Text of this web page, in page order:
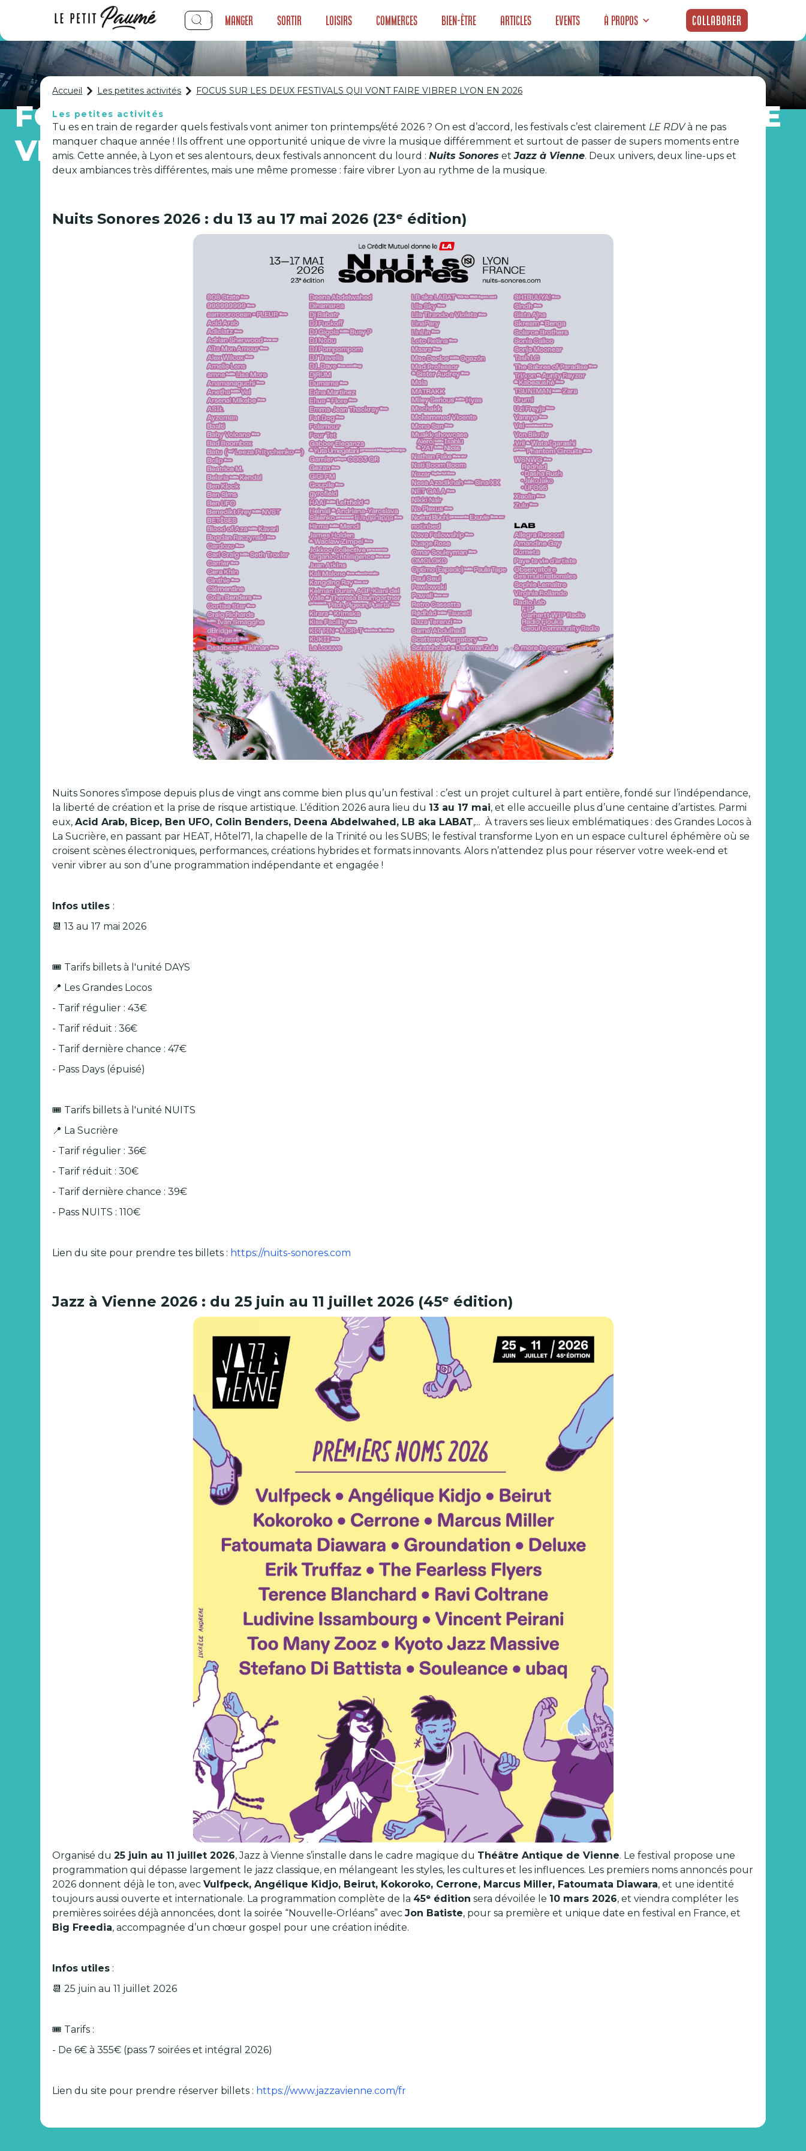
Manger Sortir Loisirs Commerces Bien-être Articles Events À propos Collaborer
FOCUS SUR LES DEUX FESTIVALS QUI VONT FAIRE
VIBRER LYON EN 2026
Accueil Les petites activités FOCUS SUR LES DEUX FESTIVALS QUI VONT FAIRE VIBRER LYON EN 2026
Les petites activités
Tu es en train de regarder quels festivals vont animer ton printemps/été 2026 ? On est d’accord, les festivals c’est clairement LE RDVà ne pas
manquer chaque année ! Ils offrent une opportunité unique de vivre la musique différemment et surtout de passer de supers moments entre
amis. Cette année, à Lyon et ses alentours, deux festivals annoncent du lourd :Nuits Sonores etJazz à Vienne. Deux univers, deux line-ups et
deux ambiances très différentes, mais une même promesse : faire vibrer Lyon au rythme de la musique.
Nuits Sonores 2026 : du 13 au 17 mai 2026 (23ᵉ édition)
Nuits Sonores s’impose depuis plus de vingt ans comme bien plus qu’un festival : c’est un projet culturel à part entière, fondé sur l’indépendance,
la liberté de création et la prise de risque artistique. L’édition 2026 aura lieu du 13 au 17 mai, et elle accueille plus d’une centaine d’artistes. Parmi
eux,Acid Arab, Bicep, Ben UFO, Colin Benders, Deena Abdelwahed, LB aka LABAT,... À travers ses lieux emblématiques : des Grandes Locos à
La Sucrière, en passant par HEAT, Hôtel71, la chapelle de la Trinité ou les SUBS; le festival transforme Lyon en un espace culturel éphémère où se
croisent scènes électroniques, performances, créations hybrides et formats innovants. Alors n’attendez plus pour réserver votre week-end et
venir vibrer au son d’une programmation indépendante et engagée !
Infos utiles :
📆 13 au 17 mai 2026
🎟️ Tarifs billets à l'unité DAYS
📍 Les Grandes Locos
- Tarif régulier : 43€
- Tarif réduit : 36€
- Tarif dernière chance : 47€
- Pass Days (épuisé)
🎟️ Tarifs billets à l'unité NUITS
📍 La Sucrière
- Tarif régulier : 36€
- Tarif réduit : 30€
- Tarif dernière chance : 39€
- Pass NUITS : 110€
Lien du site pour prendre tes billets : https://nuits-sonores.com
Jazz à Vienne 2026 : du 25 juin au 11 juillet 2026 (45ᵉ édition)
Organisé du25 juin au 11 juillet 2026, Jazz à Vienne s’installe dans le cadre magique du Théâtre Antique de Vienne. Le festival propose une
programmation qui dépasse largement le jazz classique, en mélangeant les styles, les cultures et les influences. Les premiers noms annoncés pour
2026 donnent déjà le ton, avecVulfpeck, Angélique Kidjo, Beirut, Kokoroko, Cerrone, Marcus Miller, Fatoumata Diawara, et une identité
toujours aussi ouverte et internationale. La programmation complète de la 45ᵉ édition sera dévoilée le 10 mars 2026, et viendra compléter les
premières soirées déjà annoncées, dont la soirée “Nouvelle-Orléans” avecJon Batiste, pour sa première et unique date en festival en France, et
Big Freedia, accompagnée d’un chœur gospel pour une création inédite.
Infos utiles :
‍📆 25 juin au 11 juillet 2026
🎟️ Tarifs :
- De 6€ à 355€ (pass 7 soirées et intégral 2026)
Lien du site pour prendre réserver billets : https://www.jazzavienne.com/fr